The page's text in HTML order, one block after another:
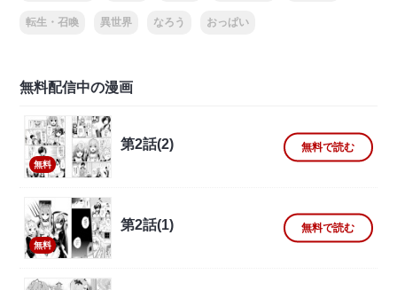
転生・召喚 異世界 なろう おっぱい
無料配信中の漫画
無料
第2話(2) 無料で読む
無料
第2話(1) 無料で読む